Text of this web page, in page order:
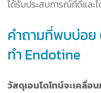
ได้รับประสบการณ์ที่ดีแล
คำถามที่พบบ่อย
ทำ Endotine
วัสดุเอนโดไทน์จะเคลื่อ